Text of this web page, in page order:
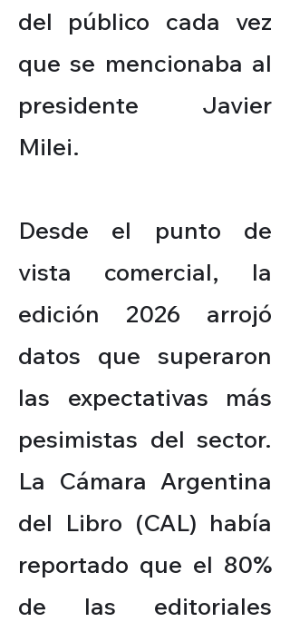
del público cada vez
que se mencionaba al
presidente Javier
Milei.
Desde el punto de
vista comercial, la
edición 2026 arrojó
datos que superaron
las expectativas más
pesimistas del sector.
La Cámara Argentina
del Libro (CAL) había
reportado que el 80%
de las editoriales